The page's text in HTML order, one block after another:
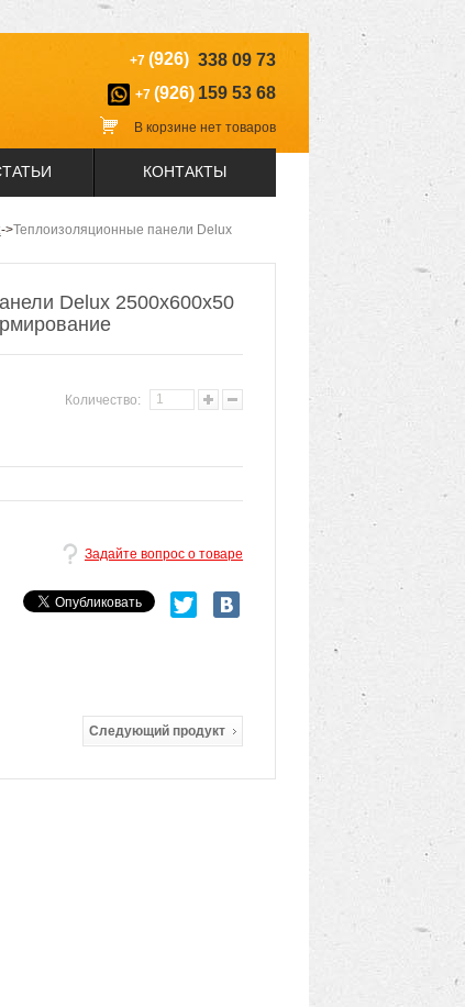
+7 (926) 338 09 73
+7 (926) 159 53 68
В корзине нет товаров
КОНТАКТЫ
->Теплоизоляционные панели Delux
Delux 2500х600х50
Количество:
Задайте вопрос о товаре
Следующий продукт